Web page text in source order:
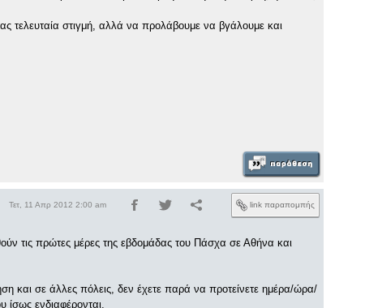
τελευταία στιγμή, αλλά να προλάβουμε να βγάλουμε και
Τετ, 11 Απρ 2012 2:00 am link παραπομπής
τις πρώτες μέρες της εβδομάδας του Πάσχα σε Αθήνα και
και σε άλλες πόλεις, δεν έχετε παρά να προτείνετε ημέρα/ώρα/
ενδιαφέρονται.